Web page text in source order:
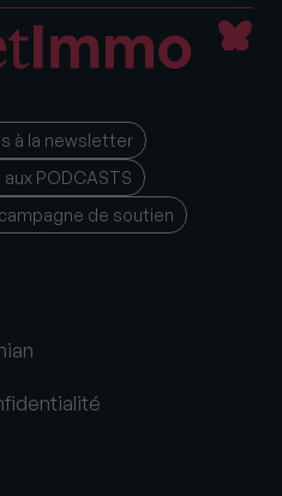
à la newsletter
PODCASTS
de soutien